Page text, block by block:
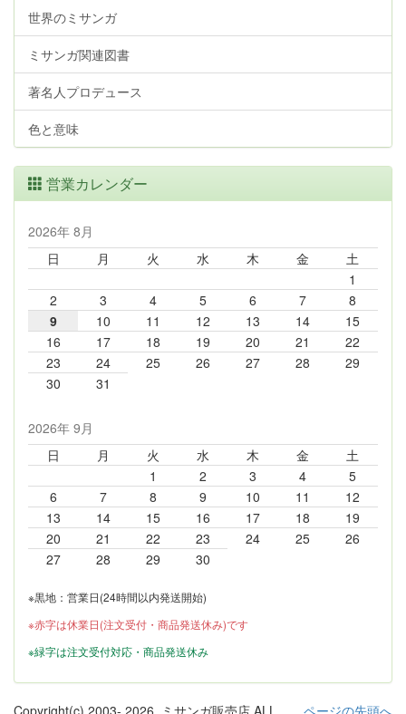
世界のミサンガ
ミサンガ関連図書
著名人プロデュース
色と意味
営業カレンダー
2026年 8月
日
月 火 水 木 金
土
1
2
3 4 5 6 7
8
9
10 11 12 13 14
15
16
17 18 19 20 21
22
23
24 25 26 27 28
29
30
31
2026年 9月
日
月 火 水 木 金
土
1
2 3 4
5
6
7 8 9 10 11
12
13
14 15 16 17 18
19
20
21 22 23 24 25
26
27
28 29 30
※黒地：営業日(24時間以内発送開始)
※赤字は休業日(注文受付・商品発送休み)です
※緑字は注文受付対応・商品発送休み
ページの先頭へ
Copyright(c) 2003- 2026, ミサンガ販売店 ALL